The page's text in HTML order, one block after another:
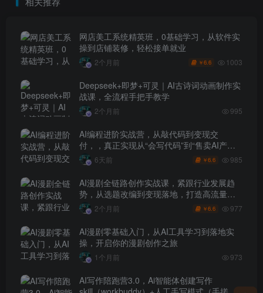
网店美工系统精英班，0基础学习，从软件实
操到店铺装修，轻松接单就业
2个月前 ￥6.6 1003
Deepseek+即梦+可灵｜AI古诗词动画制作实
战课，全流程手把手教学
2个月前 995
AI编程进阶实战营，从敲代码到变现交
付，，真正实现从“会写代码”到“售卖AI产品
盈利”的跨越
6天前 ￥6.6 985
AI漫剧全链路创作实战课，紧跟行业发展趋
势，从选题改编到变现落地，打造高流量优
质作品2个月前 ￥6.6 977
AI漫剧零基础入门，从AI工具学习到落地实
操，开启你的漫剧创作之旅
1个月前 973
AI写作陪跑营3.0，Ai智能体创建写作